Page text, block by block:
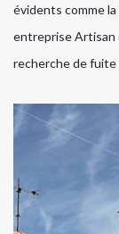
évidents comme
entreprise Artisan
recherche de